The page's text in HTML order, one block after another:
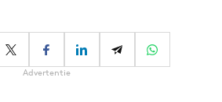
Advertentie